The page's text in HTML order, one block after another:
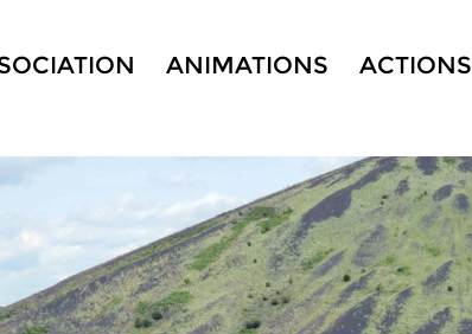
ANIMATIONS ACTIONS